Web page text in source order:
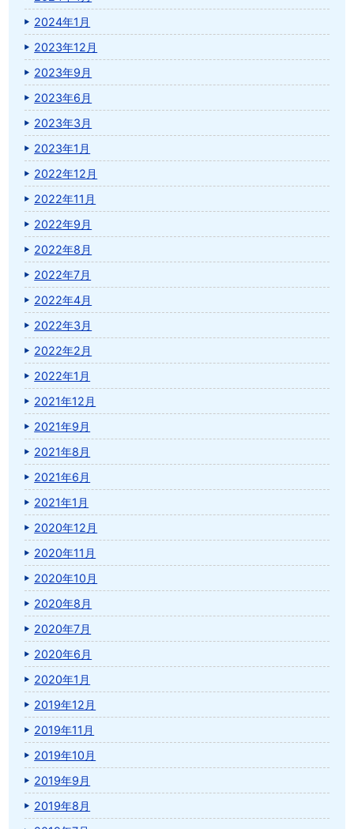
2024年1月
2023年12月
2023年9月
2023年6月
2023年3月
2023年1月
2022年12月
2022年11月
2022年9月
2022年8月
2022年7月
2022年4月
2022年3月
2022年2月
2022年1月
2021年12月
2021年9月
2021年8月
2021年6月
2021年1月
2020年12月
2020年11月
2020年10月
2020年8月
2020年7月
2020年6月
2020年1月
2019年12月
2019年11月
2019年10月
2019年9月
2019年8月